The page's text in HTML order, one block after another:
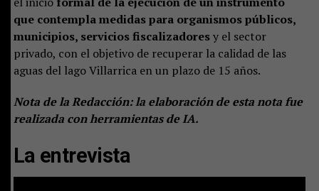
que contempla medidas para organismos públicos,
municipios, servicios fiscalizadoresy el sector
privado, con el objetivo de recuperar la calidad de las
aguas del lago Villarrica en un plazo de 15 años.
Nota de la Redacción: la elaboración de esta nota fue
realizada con herramientas de IA.
La entrevista